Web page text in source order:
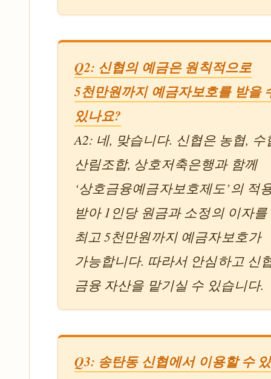
Q2: 신협의 예금은 원칙적으로
5천만원까지 예금자보호를 받을
있나요?
A2: 네, 맞습니다. 신협은 농협, 수
산림조합, 상호저축은행과 함께
‘상호금융예금자보호제도’의 적
받아 1인당 원금과 소정의 이자
최고 5천만원까지 예금자보호가
가능합니다. 따라서 안심하고 신
금융 자산을 맡기실 수 있습니다.
Q3: 송탄동 신협에서 이용할 수